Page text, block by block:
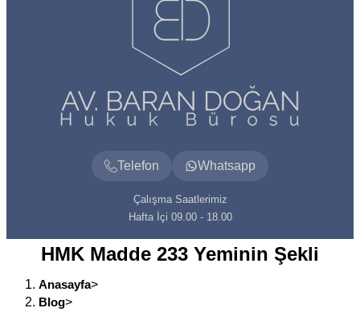
Telefon Whatsapp
Çalışma Saatlerimiz
Hafta İçi 09.00 - 18.00
HMK Madde 233 Yeminin Şekli
Anasayfa>
Blog>